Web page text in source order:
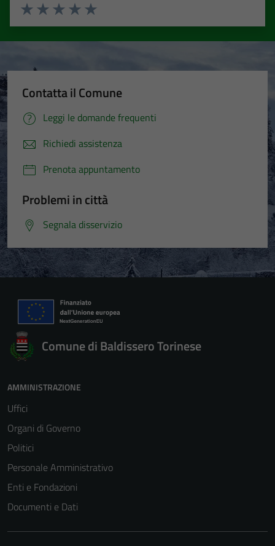
Valuta 5 stelle su 5
Valuta 4 stelle su 5
Valuta 3 stelle su 5
Valuta 2 stelle su 5
Valuta 1 stelle su 5
Contatta il Comune
Leggi le domande frequenti
Richiedi assistenza
Prenota appuntamento
Problemi in città
Segnala disservizio
Comune di Baldissero Torinese
AMMINISTRAZIONE
Uffici
Organi di Governo
Politici
Personale Amministrativo
Enti e Fondazioni
Documenti e Dati